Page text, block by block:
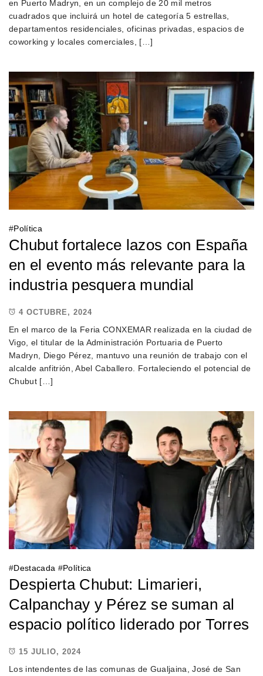
en Puerto Madryn, en un complejo de 20 mil metros
cuadrados que incluirá un hotel de categoría 5 estrellas,
departamentos residenciales, oficinas privadas, espacios de
coworking y locales comerciales, […]
#Política
Chubut fortalece lazos con España
en el evento más relevante para la
industria pesquera mundial
4 OCTUBRE, 2024
En el marco de la Feria CONXEMAR realizada en la ciudad de
Vigo, el titular de la Administración Portuaria de Puerto
Madryn, Diego Pérez, mantuvo una reunión de trabajo con el
alcalde anfitrión, Abel Caballero. Fortaleciendo el potencial de
Chubut […]
#Destacada #Política
Despierta Chubut: Limarieri,
Calpanchay y Pérez se suman al
espacio político liderado por Torres
15 JULIO, 2024
Los intendentes de las comunas de Gualjaina, José de San